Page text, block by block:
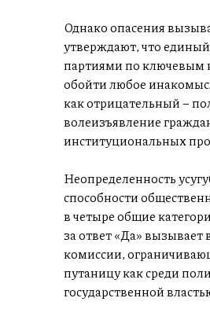
Однако опасения
утверждают, что
партиями по ключевым
обойти любое
как отрицательный –
волеизъявление
институциональных
Неопределенность
способности
в четыре общие
за ответ «Да»
комиссии,
путаницу как среди
государственной